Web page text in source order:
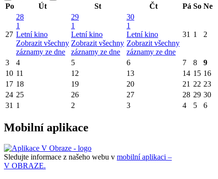
Po
Út St Čt Pá So Ne
27
28
1
Letní kino
Zobrazit všechny
záznamy ze dne
29
1
Letní kino
Zobrazit všechny
záznamy ze dne
30
1
Letní kino
Zobrazit všechny
záznamy ze dne
31 1 2
3 4 5 6 7 8
9
10 11 12 13 14 15 16
17 18 19 20 21 22 23
24 25 26 27 28 29 30
31 1 2 3 4 5 6
Mobilní aplikace
Sledujte informace z našeho webu v mobilní aplikaci –
V OBRAZE.